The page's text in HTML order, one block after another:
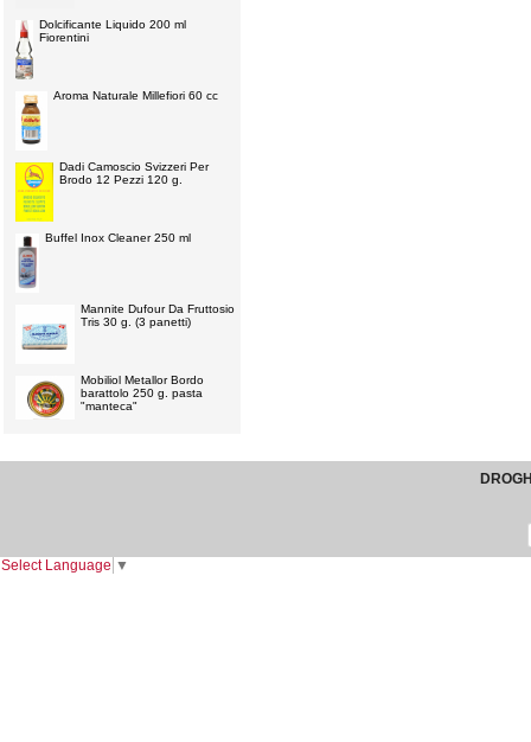
Dolcificante Liquido 200 ml
Fiorentini
Aroma Naturale Millefiori 60 cc
Dadi Camoscio Svizzeri Per
Brodo 12 Pezzi 120 g.
Buffel Inox Cleaner 250 ml
Mannite Dufour Da Fruttosio
Tris 30 g. (3 panetti)
Mobiliol Metallor Bordo
barattolo 250 g. pasta
"manteca"
Select Language ▼